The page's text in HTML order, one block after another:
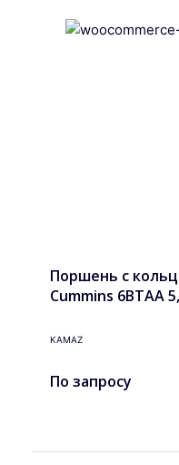
Поршень с
Cummins 6BTAA
KAMAZ
По запросу